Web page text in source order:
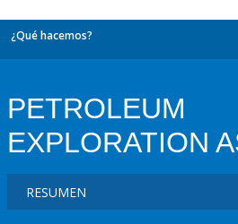
¿Qué hacemos?
PETROLEUM
EXPLORATION